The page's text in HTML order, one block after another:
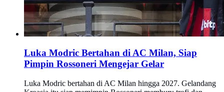
Luka Modric Bertahan di AC Milan, Siap
Pimpin Rossoneri Mengejar Gelar
Luka Modric bertahan di AC Milan hingga 2027. Gelandang